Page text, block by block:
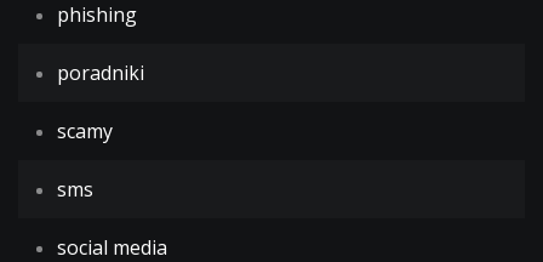
phishing
poradniki
scamy
sms
social media